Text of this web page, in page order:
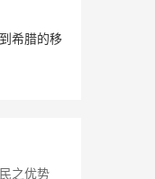
希腊的移
之优势